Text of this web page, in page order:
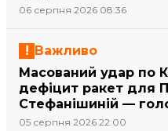
06 серпня 2026 08:36
Важливо
Масований удар по
дефіцит ракет для
Стефанішиній —
05 серпня 2026 22:00